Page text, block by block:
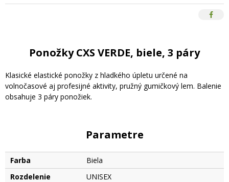
Ponožky CXS VERDE, biele, 3 páry
Klasické elastické ponožky z hladkého úpletu určené na
volnočasové aj profesijné aktivity, pružný gumičkový lem. Balenie
obsahuje 3 páry ponožiek.
Parametre
Farba
Biela
Rozdelenie
UNISEX